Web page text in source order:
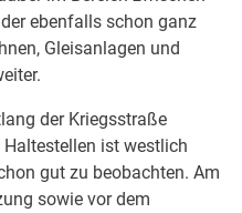
ebenfalls schon ganz
Gleisanlagen und
der Kriegsstraße
ist westlich
gut zu beobachten. Am
sowie vor dem